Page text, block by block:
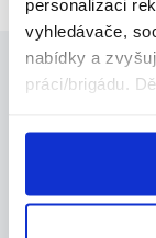
personalizaci
vyhledávače,
nabídky a
práci/brigádu.